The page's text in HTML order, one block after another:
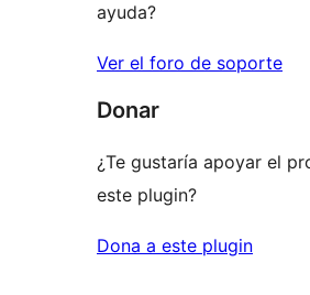
ayuda?
Ver el foro de soporte
Donar
¿Te gustaría apoyar el
este plugin?
Dona a este plugin